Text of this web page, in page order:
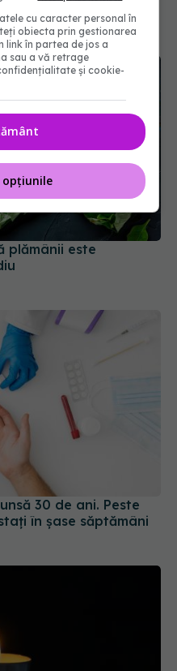
plămânii este
30 de ani. Peste
în șase săptămâni
cu caracter personal în
obiecta prin gestionarea
link în partea de jos a
sau a vă retrage
și cookie-